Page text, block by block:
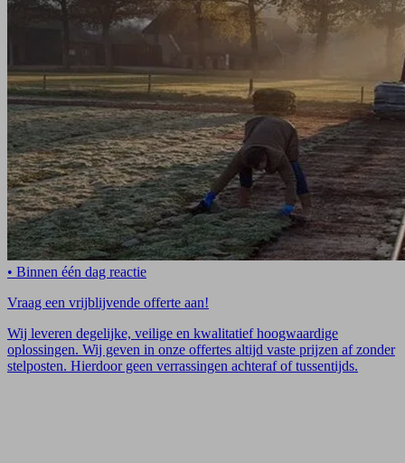
• Binnen één dag reactie
Vraag een vrijblijvende offerte aan!
Wij leveren degelijke, veilige en kwalitatief hoogwaardige
oplossingen. Wij geven in onze offertes altijd vaste prijzen af zonder
stelposten. Hierdoor geen verrassingen achteraf of tussentijds.